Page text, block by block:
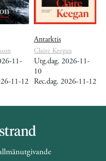
11-
11-12
Antarktis
Claire Keegan
Utg.dag. 2026-11-
10
Rec.dag. 2026-11-12